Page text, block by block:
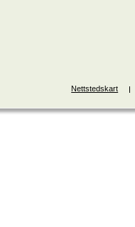
Nettstedskart